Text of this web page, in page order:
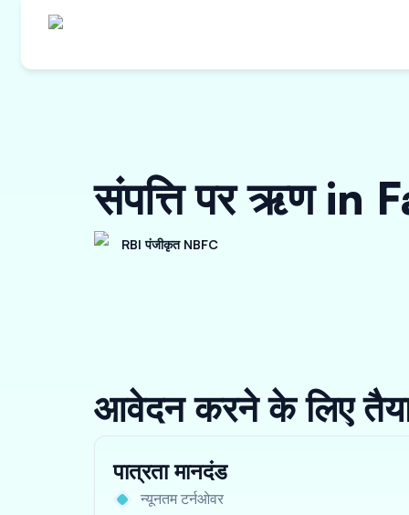
संपत्ति पर ऋण in
RBI पंजीकृत NBFC
आवेदन करने के लिए
पात्रता मानदंड
न्यूनतम टर्नओवर